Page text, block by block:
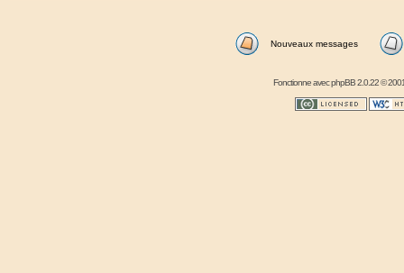
Nouveaux messages
Fonctionne avecphpBB2.0.22 ©